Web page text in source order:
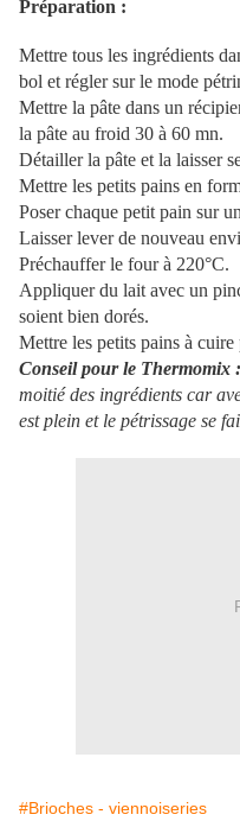
Préparation :
Mettre tous les ingrédients
bol et régler sur le mode
Mettre la pâte dans un
la pâte au froid 30 à 60 mn.
Détailler la pâte et la laisser
Mettre les petits pains en
Poser chaque petit pain sur
Laisser lever de nouveau
Préchauffer le four à 220°C.
Appliquer du lait avec un
soient bien dorés.
Mettre les petits pains à
Conseil pour le Thermomix :
moitié des ingrédients car
est plein et le pétrissage se
#Brioches - viennoiseries